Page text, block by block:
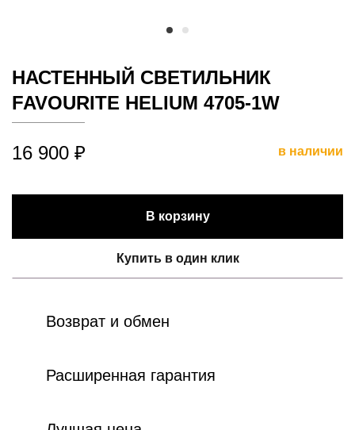
НАСТЕННЫЙ СВЕТИЛЬНИК
FAVOURITE HELIUM 4705-1W
16 900 ₽ в наличии
В корзину
Купить в один клик
Возврат и обмен
Расширенная гарантия